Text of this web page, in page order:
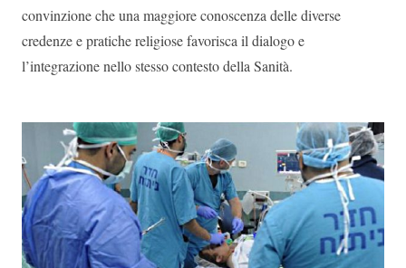
convinzione che una maggiore conoscenza delle diverse
credenze e pratiche religiose favorisca il dialogo e
l’integrazione nello stesso contesto della Sanità.